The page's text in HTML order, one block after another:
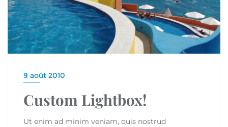
9 août 2010
Custom Lightbox!
Ut enim ad minim veniam, quis nostrud